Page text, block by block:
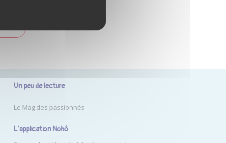
Un peu de lecture
Le Mag des passionnés
L'application Nohô